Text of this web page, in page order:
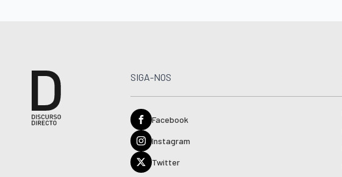
SIGA-NOS
Facebook
Instagram
Twitter